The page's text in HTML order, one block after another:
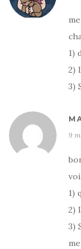
1)
2)
3)
9
1)
2)
3)